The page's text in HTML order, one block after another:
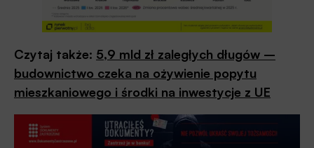
Czytaj także: 5,9 mld zł zaległych długów –
budownictwo czeka na ożywienie popytu
mieszkaniowego i środki na inwestycje z UE